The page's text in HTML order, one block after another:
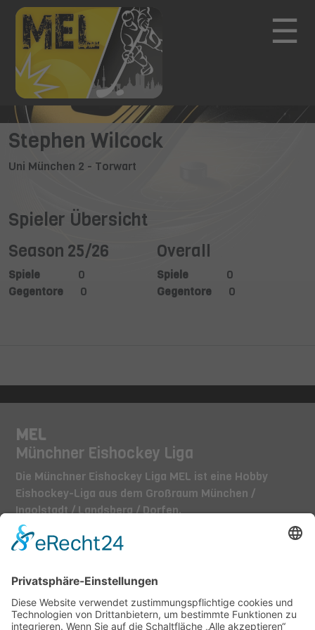
☰
Stephen Wilcock
Uni München 2 - Torwart
Spieler Übersicht
Season 25/26
Spiele
0
Gegentore
0
Overall
Spiele
0
Gegentore
0
MEL
Münchner Eishockey Liga
Die Münchner Eishockey Liga MEL ist eine Hobby
Eishockey-Liga aus dem Großraum München /
Ingolstadt / Landsberg / Dorfen.
TEAMS